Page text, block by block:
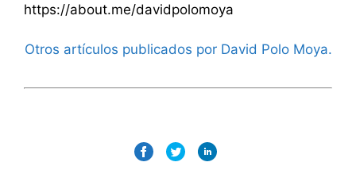
https://about.me/davidpolomoya
Otros artículos publicados por David Polo Moya.